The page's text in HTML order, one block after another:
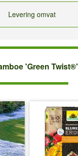
Levering omvat
'Green Twist®'